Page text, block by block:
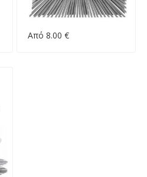
Από 8.00 €